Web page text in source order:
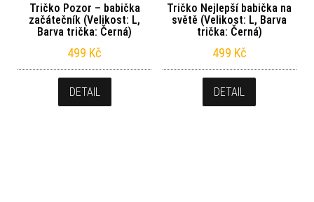
Tričko Pozor – babička
začátečník (Velikost: L,
Barva trička: Černá)
499 Kč
DETAIL
Tričko Nejlepší babička na
světě (Velikost: L, Barva
trička: Černá)
499 Kč
DETAIL